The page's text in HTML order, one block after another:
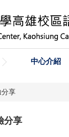
中心介紹
分享
分享